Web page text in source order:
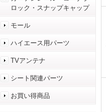
ロック・スナップキャップ
モール
ハイエース用パーツ
TVアンテナ
シート関連パーツ
お買い得商品